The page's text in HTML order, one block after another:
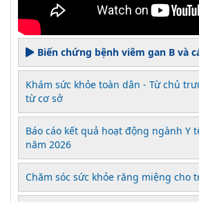
Biến chứng bệnh viêm gan B và
Khám sức khỏe toàn dân - Từ chủ
từ cơ sở
Báo cáo kết quả hoạt động ngành Y
năm 2026
Chăm sóc sức khỏe răng miệng cho